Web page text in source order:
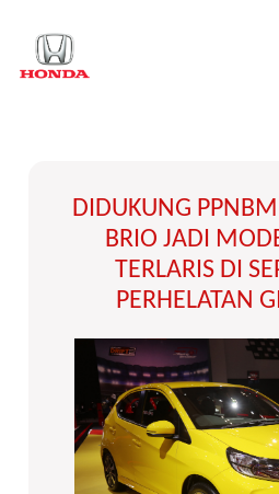
DIDUKUNG
BRIO JADI
TERLARIS DI
PERHELATAN